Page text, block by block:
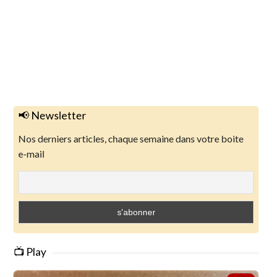
📢 Newsletter
Nos derniers articles, chaque semaine dans votre boite
e-mail
📺 Play